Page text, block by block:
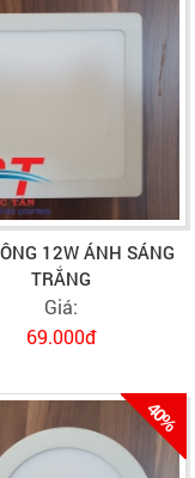
12W ÁNH SÁNG
TRẮNG
Giá:
69.000đ
40%